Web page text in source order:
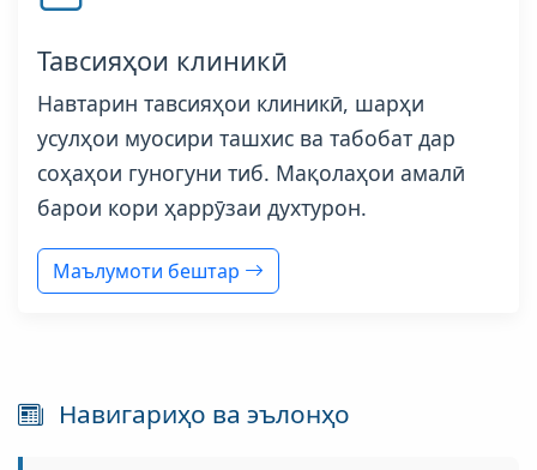
Тавсияҳои клиникӣ
Навтарин тавсияҳои клиникӣ, шарҳи
усулҳои муосири ташхис ва табобат дар
соҳаҳои гуногуни тиб. Мақолаҳои амалӣ
барои кори ҳаррӯзаи духтурон.
Маълумоти бештар
Навигариҳо ва эълонҳо